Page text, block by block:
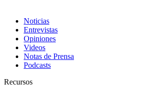
Noticias
Entrevistas
Opiniones
Videos
Notas de Prensa
Podcasts
Recursos